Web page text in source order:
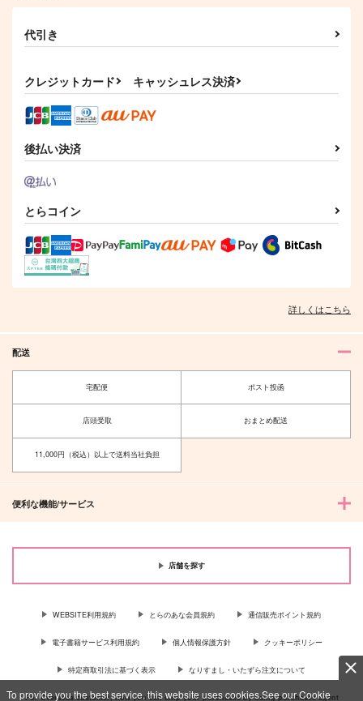
To provide you the best service, this website uses cookies.See our Cookie
代引き
クレジットカード キャッシュレス決済
後払い決済
とらコイン
詳しくはこちら
配送
宅配便 ポスト投函
店頭受取 おまとめ配送
11,000円（税込）以上で送料当社負担
便利な機能/サービス
店舗を探す
WEBSITE利用規約 とらのあな会員規約 通信販売ポイント規約
電子書籍サービス利用規約 個人情報保護方針 クッキーポリシー
特定商取引法に基づく表示 なりすまし・いたずら注文について
For Overseas customer, now you can ship your purchases by using purchases agent